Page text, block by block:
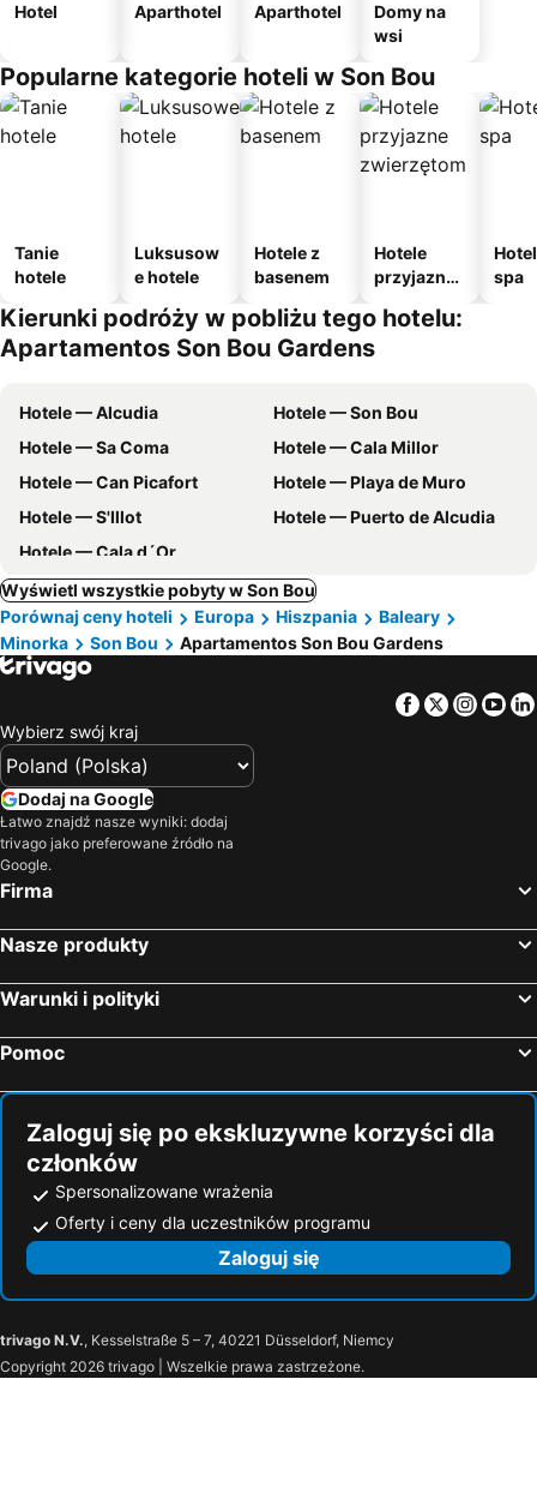
Hotel Aparthotel Aparthotel
Domy na
wsi
Popularne kategorie hoteli w Son Bou
Tanie
hotele
Luksusow
e hotele
Hotele z
basenem
Hotele
przyjazne
m
spa
Kierunki podróży w pobliżu tego hotelu:
Apartamentos Son Bou Gardens
Hotele — Alcudia
Hotele — Son Bou
Hotele — Sa Coma
Hotele — Cala Millor
Hotele — Can Picafort
Hotele — Playa de Muro
Hotele — S'Illot
Hotele — Puerto de Alcudia
Hotele — Cala d´Or
Wyświetl wszystkie pobyty w Son Bou
Porównaj ceny hoteli
Europa Hiszpania
Baleary
Minorka
Son Bou Apartamentos Son Bou Gardens
Facebook
Twitter
Wybierz swój kraj
Dodaj na Google
Łatwo znajdź nasze wyniki: dodaj
trivago jako preferowane źródło na
Google.
Firma
Nasze produkty
Warunki i polityki
Pomoc
Zaloguj się po ekskluzywne korzyści dla
członków
Spersonalizowane wrażenia
Oferty i ceny dla uczestników programu
Zaloguj się
trivago N.V., Kesselstraße 5 – 7, 40221 Düsseldorf, Niemcy
Copyright 2026 trivago | Wszelkie prawa zastrzeżone.